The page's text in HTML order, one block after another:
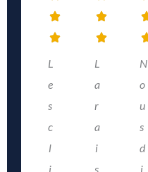
L
e
s
c
l
i
L
a
r
a
i
s
N
o
u
s
d
i